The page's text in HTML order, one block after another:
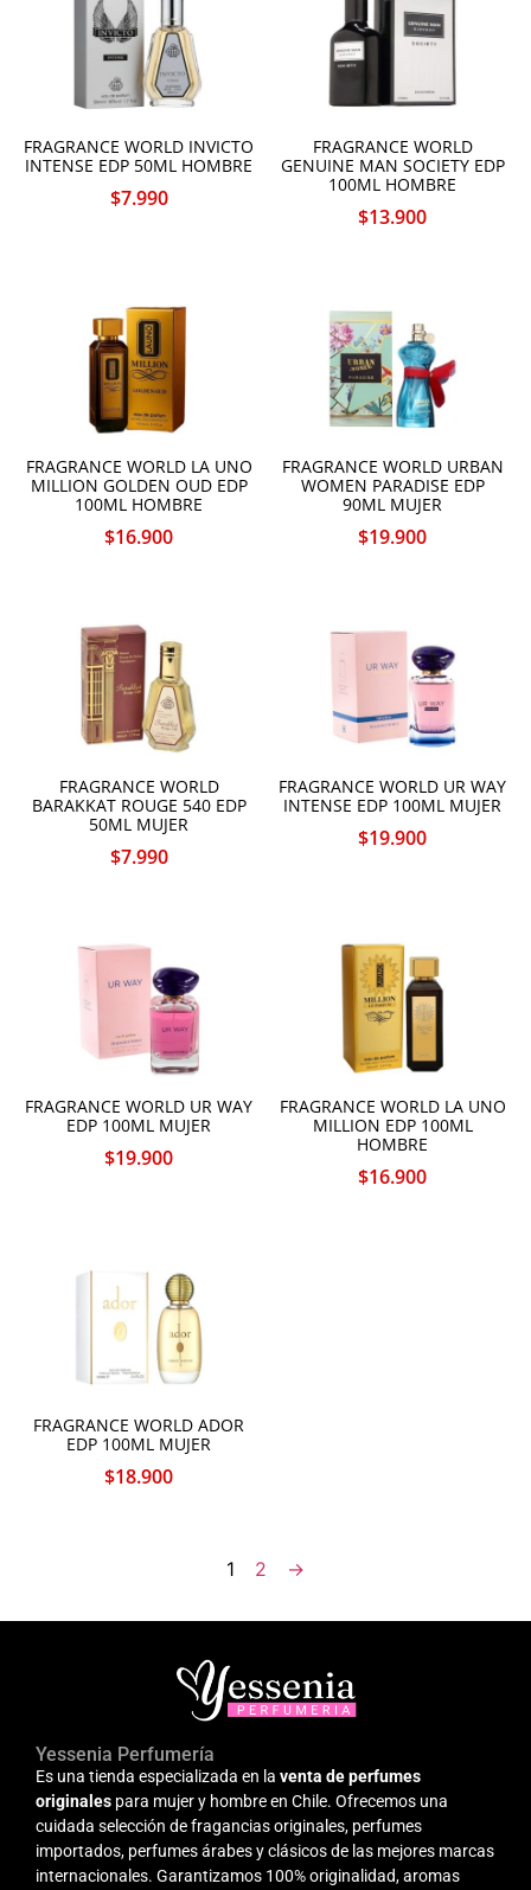
FRAGRANCE WORLD INVICTO
INTENSE EDP 50ML HOMBRE
$7.990
FRAGRANCE WORLD
GENUINE MAN SOCIETY EDP
100ML HOMBRE
$13.900
FRAGRANCE WORLD LA UNO
MILLION GOLDEN OUD EDP
100ML HOMBRE
$16.900
FRAGRANCE WORLD URBAN
WOMEN PARADISE EDP
90ML MUJER
$19.900
FRAGRANCE WORLD
BARAKKAT ROUGE 540 EDP
50ML MUJER
$7.990
FRAGRANCE WORLD UR WAY
INTENSE EDP 100ML MUJER
$19.900
FRAGRANCE WORLD UR WAY
EDP 100ML MUJER
$19.900
FRAGRANCE WORLD LA UNO
MILLION EDP 100ML
HOMBRE
$16.900
FRAGRANCE WORLD ADOR
EDP 100ML MUJER
$18.900
1 2 →
Yessenia Perfumería
Es una tienda especializada en la venta de perfumes
originales para mujer y hombre en Chile. Ofrecemos una
cuidada selección de fragancias originales, perfumes
importados, perfumes árabes y clásicos de las mejores marcas
internacionales. Garantizamos 100% originalidad, aromas